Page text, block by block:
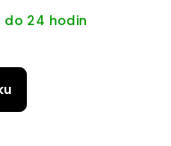
24 hodin